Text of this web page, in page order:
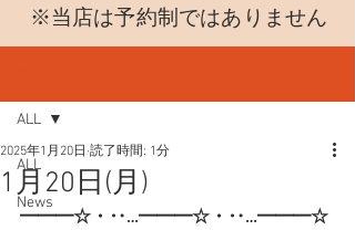
​※当店は予約制ではありません
ALL
News
ALL
1月20日(月)
2025年1月20日 読了時間: 1分
━━━☆・‥…━━━☆・‥…━━━☆